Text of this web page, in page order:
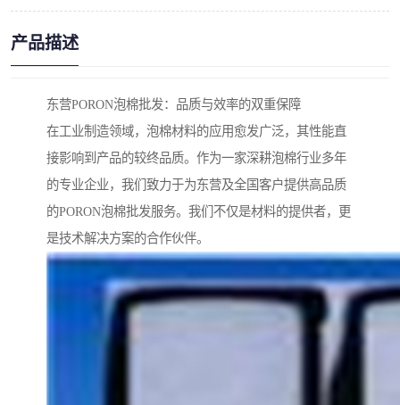
产品描述
东营PORON泡棉批发：品质与效率的双重保障
在工业制造领域，泡棉材料的应用愈发广泛，其性能直
接影响到产品的较终品质。作为一家深耕泡棉行业多年
的专业企业，我们致力于为东营及全国客户提供高品质
的PORON泡棉批发服务。我们不仅是材料的提供者，更
是技术解决方案的合作伙伴。